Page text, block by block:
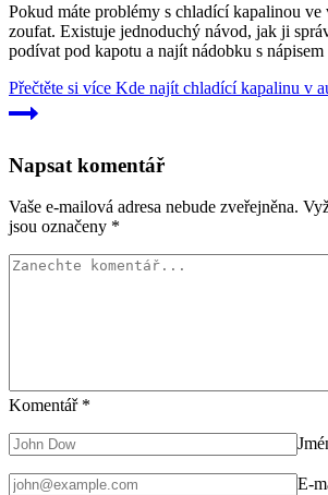
Pokud máte problémy s chladící kapalinou ve
zoufat. Existuje jednoduchý návod, jak ji
podívat pod kapotu a najít nádobku s
Přečtěte si více Kde najít chladící kapalinu v
Napsat komentář
Vaše e-mailová adresa nebude zveřejněna.
jsou označeny *
Komentář *
E-